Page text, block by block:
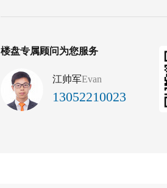
楼盘专属顾问为您服务
江帅军Evan
13052210023